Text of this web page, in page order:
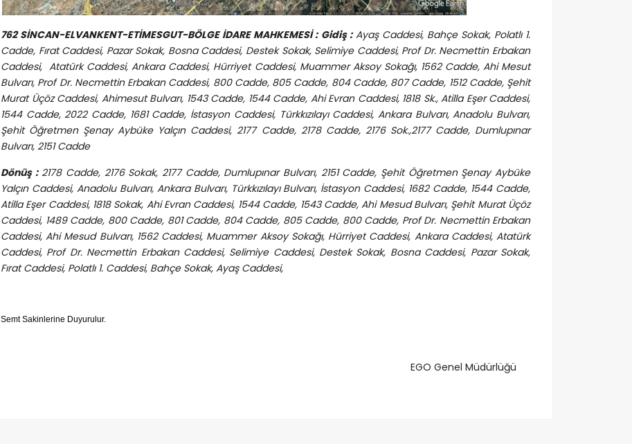
762 SİNCAN-ELVANKENT-ETİMESGUT-BÖLGE İDARE MAHKEMESİ : Gidiş : Ayaş Caddesi, Bahçe Sokak, Polatlı 1.
Cadde, Fırat Caddesi, Pazar Sokak, Bosna Caddesi, Destek Sokak, Selimiye Caddesi, Prof Dr. Necmettin Erbakan
Caddesi, Atatürk Caddesi, Ankara Caddesi, Hürriyet Caddesi, Muammer Aksoy Sokağı, 1562 Cadde, Ahi Mesut
Bulvarı, Prof Dr. Necmettin Erbakan Caddesi, 800 Cadde, 805 Cadde, 804 Cadde, 807 Cadde, 1512 Cadde, Şehit
Murat Üçöz Caddesi, Ahimesut Bulvarı, 1543 Cadde, 1544 Cadde, Ahi Evran Caddesi, 1818 Sk., Atilla Eşer Caddesi,
1544 Cadde, 2022 Cadde, 1681 Cadde, İstasyon Caddesi, Türkkızılayı Caddesi, Ankara Bulvarı, Anadolu Bulvarı,
Şehit Öğretmen Şenay Aybüke Yalçın Caddesi, 2177 Cadde, 2178 Cadde, 2176 Sok.,2177 Cadde, Dumlupınar
Bulvarı, 2151 Cadde
Dönüş :2178 Cadde, 2176 Sokak, 2177 Cadde, Dumlupınar Bulvarı, 2151 Cadde, Şehit Öğretmen Şenay Aybüke
Yalçın Caddesi, Anadolu Bulvarı, Ankara Bulvarı, Türkkızılayı Bulvarı, İstasyon Caddesi, 1682 Cadde, 1544 Cadde,
Atilla Eşer Caddesi, 1818 Sokak, Ahi Evran Caddesi, 1544 Cadde, 1543 Cadde, Ahi Mesud Bulvarı, Şehit Murat Üçöz
Caddesi, 1489 Cadde, 800 Cadde, 801 Cadde, 804 Cadde, 805 Cadde, 800 Cadde, Prof Dr. Necmettin Erbakan
Caddesi, Ahi Mesud Bulvarı, 1562 Caddesi, Muammer Aksoy Sokağı, Hürriyet Caddesi, Ankara Caddesi, Atatürk
Caddesi, Prof Dr. Necmettin Erbakan Caddesi, Selimiye Caddesi, Destek Sokak, Bosna Caddesi, Pazar Sokak,
Fırat Caddesi, Polatlı 1. Caddesi, Bahçe Sokak, Ayaş Caddesi,
Semt Sakinlerine Duyurulur.
EGO Genel Müdürlüğü